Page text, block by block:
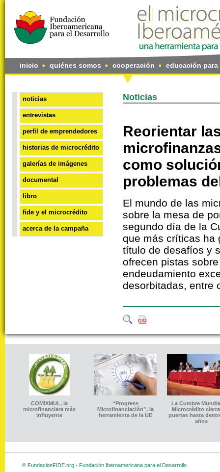
inicio quiénes somos cooperación educación
noticias
entrevistas
perfil de emprendedores
historias de microcrédito
galerías de imágenes
documental
libro
fide y el microcrédito
acerca de la campaña
Noticias
Reorientar
como
problemas
El mundo de las
sobre la mesa de
segundo día de la
que más críticas ha
título de desafíos y
ofrecen pistas
endeudamiento
desorbitadas, entre
COMIXMUL, la
microfinanciera más
influyente
“Progress
Microfinanciación”, la
herramienta de la UE
La Cumbre
Microcrédito
puertas hasta
años
© FundacionFIDE.org - Fundación Iberoamericana para el Desarrollo